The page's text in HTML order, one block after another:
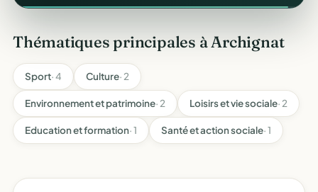
Thématiques principales à Archignat
Sport· 4 Culture· 2
Environnement et patrimoine· 2 Loisirs et vie sociale· 2
Education et formation· 1 Santé et action sociale· 1